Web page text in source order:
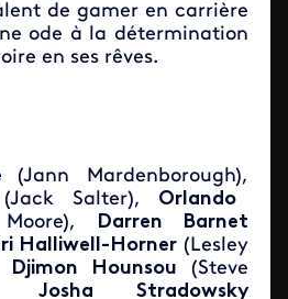
de gamer en carrière
ode à la détermination
en ses rêves.
(Jann Mardenborough),
Salter), Orlando
Darren Barnet
Halliwell-Horner (Lesley
Djimon Hounsou (Steve
Josha Stradowsky